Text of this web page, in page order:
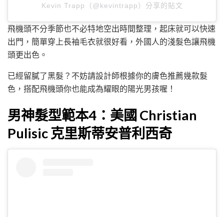
Kevin Trapp（@kevintrapp）分享的貼文
飛機頭不分季節也不必特地空出時間整理，起床就可以快速
出門，簡單穿上長袖毛衣就很好看，外國人的淺髮色讓飛機
頭更出色。
已經留膩了黑髮？不妨請設計師根據你的膚色推薦幾款髮
色，搭配飛機頭你也能成為耀眼的陽光男孩喔！
男神髮型範本4：美國 Christian
Pulisic 克里斯蒂安普利西奇